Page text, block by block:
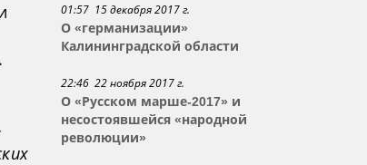
01:57 15 декабря 2017 г.
О «германизации»
Калининградской области
22:46 22 ноября 2017 г.
О «Русском марше-2017» и
несостоявшейся «народной
революции»